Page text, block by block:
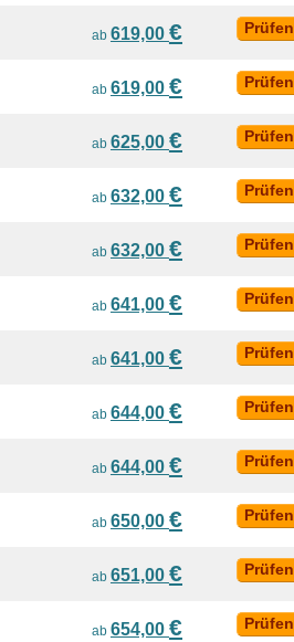
ab 619,00 € Prüfen
ab 619,00 € Prüfen
ab 625,00 € Prüfen
ab 632,00 € Prüfen
ab 632,00 € Prüfen
ab 641,00 € Prüfen
ab 641,00 € Prüfen
ab 644,00 € Prüfen
ab 644,00 € Prüfen
ab 650,00 € Prüfen
ab 651,00 € Prüfen
ab 654,00 € Prüfen